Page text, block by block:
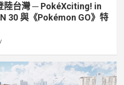
陸台灣 ─ PokéXciting! in
30 與《Pokémon GO》特